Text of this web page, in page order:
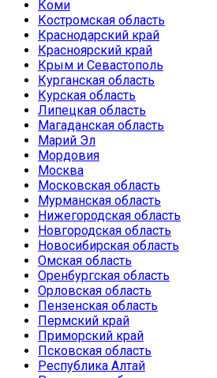
Коми
Костромская область
Краснодарский край
Красноярский край
Крым и Севастополь
Курганская область
Курская область
Липецкая область
Магаданская область
Марий Эл
Мордовия
Москва
Московская область
Мурманская область
Нижегородская область
Новгородская область
Новосибирская область
Омская область
Оренбургская область
Орловская область
Пензенская область
Пермский край
Приморский край
Псковская область
Республика Алтай